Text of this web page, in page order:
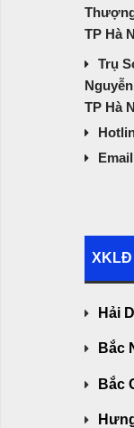
TP Hà
Trụ
TP Hà
XKLĐ
Hải
Bắc
Bắc